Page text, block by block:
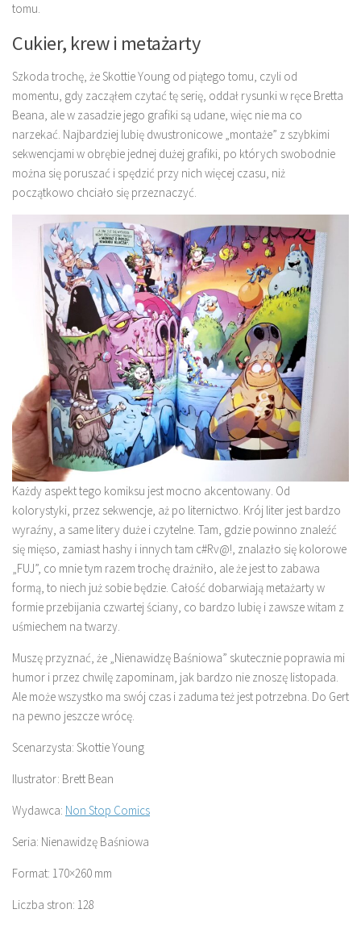
tomu.
Cukier, krew i metażarty
Szkoda trochę, że Skottie Young od piątego tomu, czyli od
momentu, gdy zacząłem czytać tę serię, oddał rysunki w ręce Bretta
Beana, ale w zasadzie jego grafiki są udane, więc nie ma co
narzekać. Najbardziej lubię dwustronicowe „montaże” z szybkimi
sekwencjami w obrębie jednej dużej grafiki, po których swobodnie
można się poruszać i spędzić przy nich więcej czasu, niż
początkowo chciało się przeznaczyć.
Każdy aspekt tego komiksu jest mocno akcentowany. Od
kolorystyki, przez sekwencje, aż po liternictwo. Krój liter jest bardzo
wyraźny, a same litery duże i czytelne. Tam, gdzie powinno znaleźć
się mięso, zamiast hashy i innych tam c#Rv@!, znalazło się kolorowe
„FUJ”, co mnie tym razem trochę drażniło, ale że jest to zabawa
formą, to niech już sobie będzie. Całość dobarwiają metażarty w
formie przebijania czwartej ściany, co bardzo lubię i zawsze witam z
uśmiechem na twarzy.
Muszę przyznać, że „Nienawidzę Baśniowa” skutecznie poprawia mi
humor i przez chwilę zapominam, jak bardzo nie znoszę listopada.
Ale może wszystko ma swój czas i zaduma też jest potrzebna. Do Gert
na pewno jeszcze wrócę.
Scenarzysta: Skottie Young
Ilustrator: Brett Bean
Wydawca: Non Stop Comics
Seria: Nienawidzę Baśniowa
Format: 170×260 mm
Liczba stron: 128